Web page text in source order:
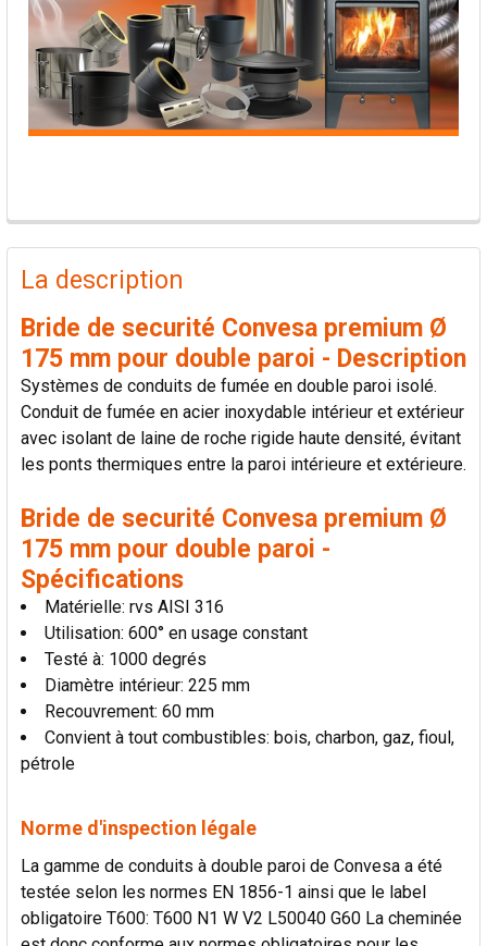
PRODUITS
FRÉQUEMMENT
ACHETÉS
SÉLECTIONNER
AJOUTER
LA
La description
Bride de securité Convesa premium Ø
175 mm pour double paroi - Description
Systèmes de conduits de fumée en double paroi isolé.
Conduit de fumée en acier inoxydable intérieur et extérieur
avec isolant de laine de roche rigide haute densité, évitant
les ponts thermiques entre la paroi intérieure et extérieure.
Bride de securité Convesa premium Ø
175 mm pour double paroi -
Spécifications
Matérielle: rvs AISI 316
Utilisation: 600° en usage constant
Testé à: 1000 degrés
Diamètre intérieur: 225 mm
Recouvrement: 60 mm
Convient à tout combustibles: bois, charbon, gaz, fioul,
pétrole
Norme d'inspection légale
La gamme de conduits à double paroi de Convesa a été
testée selon les normes EN 1856-1 ainsi que le label
obligatoire T600: T600 N1 W V2 L50040 G60 La cheminée